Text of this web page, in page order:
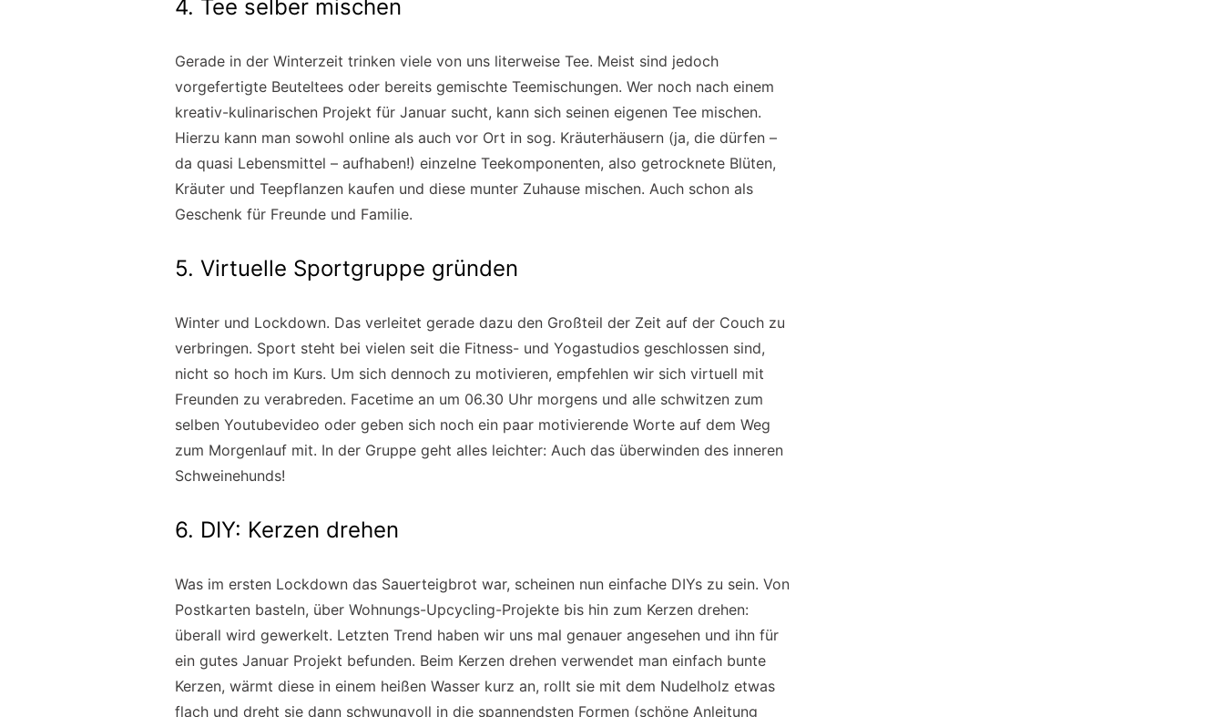
4. Tee selber mischen
Gerade in der Winterzeit trinken viele von uns literweise Tee. Meist sind jedoch
vorgefertigte Beuteltees oder bereits gemischte Teemischungen. Wer noch nach einem
kreativ-kulinarischen Projekt für Januar sucht, kann sich seinen eigenen Tee mischen.
Hierzu kann man sowohl online als auch vor Ort in sog. Kräuterhäusern (ja, die dürfen –
da quasi Lebensmittel – aufhaben!) einzelne Teekomponenten, also getrocknete Blüten,
Kräuter und Teepflanzen kaufen und diese munter Zuhause mischen. Auch schon als
Geschenk für Freunde und Familie.
5. Virtuelle Sportgruppe gründen
Winter und Lockdown. Das verleitet gerade dazu den Großteil der Zeit auf der Couch zu
verbringen. Sport steht bei vielen seit die Fitness- und Yogastudios geschlossen sind,
nicht so hoch im Kurs. Um sich dennoch zu motivieren, empfehlen wir sich virtuell mit
Freunden zu verabreden. Facetime an um 06.30 Uhr morgens und alle schwitzen zum
selben Youtubevideo oder geben sich noch ein paar motivierende Worte auf dem Weg
zum Morgenlauf mit. In der Gruppe geht alles leichter: Auch das überwinden des inneren
Schweinehunds!
6. DIY: Kerzen drehen
Was im ersten Lockdown das Sauerteigbrot war, scheinen nun einfache DIYs zu sein. Von
Postkarten basteln, über Wohnungs-Upcycling-Projekte bis hin zum Kerzen drehen:
überall wird gewerkelt. Letzten Trend haben wir uns mal genauer angesehen und ihn für
ein gutes Januar Projekt befunden. Beim Kerzen drehen verwendet man einfach bunte
Kerzen, wärmt diese in einem heißen Wasser kurz an, rollt sie mit dem Nudelholz etwas
flach und dreht sie dann schwungvoll in die spannendsten Formen (schöne Anleitung